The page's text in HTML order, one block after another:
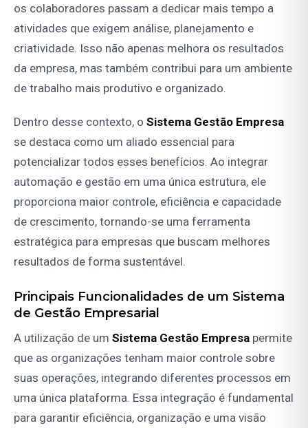
os colaboradores passam a dedicar mais tempo a
atividades que exigem análise, planejamento e
criatividade. Isso não apenas melhora os resultados
da empresa, mas também contribui para um ambiente
de trabalho mais produtivo e organizado.
Dentro desse contexto, o Sistema Gestão Empresa
se destaca como um aliado essencial para
potencializar todos esses benefícios. Ao integrar
automação e gestão em uma única estrutura, ele
proporciona maior controle, eficiência e capacidade
de crescimento, tornando-se uma ferramenta
estratégica para empresas que buscam melhores
resultados de forma sustentável.
Principais Funcionalidades de um Sistema
de Gestão Empresarial
A utilização de um Sistema Gestão Empresa permite
que as organizações tenham maior controle sobre
suas operações, integrando diferentes processos em
uma única plataforma. Essa integração é fundamental
para garantir eficiência, organização e uma visão